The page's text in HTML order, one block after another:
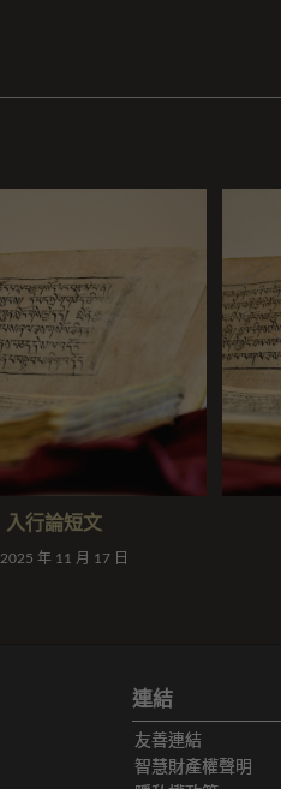
入行論短文
2025 年 11 月 17 日
連結
友善連結
智慧財產權聲明